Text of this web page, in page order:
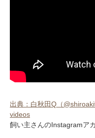
出典：白秋田Q（
videos
飼い主さんのInstagramア